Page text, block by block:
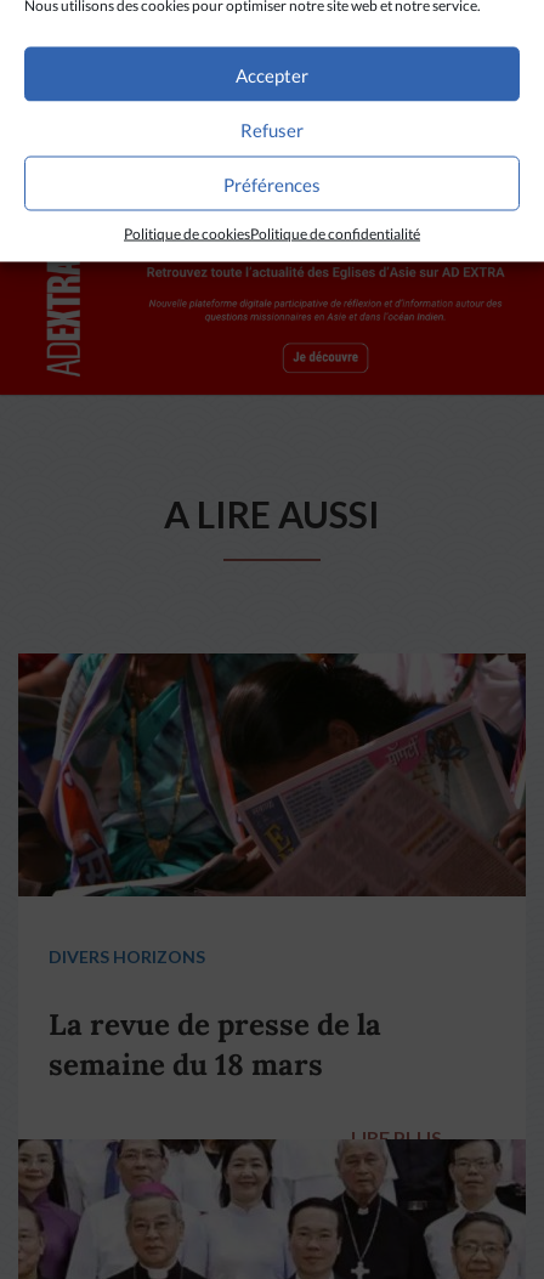
Nous utilisons des cookies pour optimiser notre site web et notre service.
Accepter
Refuser
Préférences
Politique de cookiesPolitique de confidentialité
donné l’impression à l’étranger qu’au Vietnam, les
droits de l’homme n’étaient pas violés et que la
liberté de religion existait.
A LIRE AUSSI
DIVERS HORIZONS
La revue de presse de la
semaine du 18 mars
LIRE PLUS →